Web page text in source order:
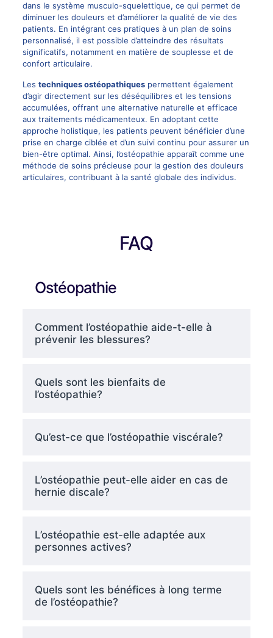
dans le système musculo-squelettique, ce qui permet de
diminuer les douleurs et d’améliorer la qualité de vie des
patients. En intégrant ces pratiques à un plan de soins
personnalisé, il est possible d’atteindre des résultats
significatifs, notamment en matière de souplesse et de
confort articulaire.
Les techniques ostéopathiquespermettent également
d’agir directement sur les déséquilibres et les tensions
accumulées, offrant une alternative naturelle et efficace
aux traitements médicamenteux. En adoptant cette
approche holistique, les patients peuvent bénéficier d’une
prise en charge ciblée et d’un suivi continu pour assurer un
bien-être optimal. Ainsi, l’ostéopathie apparaît comme une
méthode de soins précieuse pour la gestion des douleurs
articulaires, contribuant à la santé globale des individus.
FAQ
Ostéopathie
Comment l’ostéopathie aide-t-elle à
prévenir les blessures?
Quels sont les bienfaits de
l’ostéopathie?
Qu’est-ce que l’ostéopathie viscérale?
L’ostéopathie peut-elle aider en cas de
hernie discale?
L’ostéopathie est-elle adaptée aux
personnes actives?
Quels sont les bénéfices à long terme
de l’ostéopathie?